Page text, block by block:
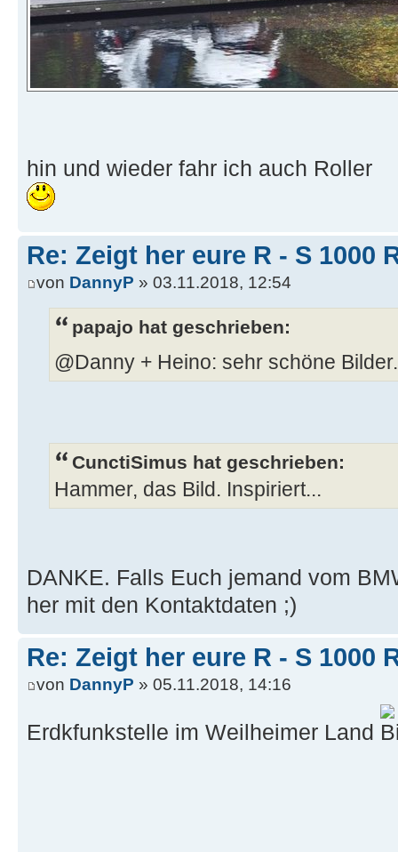
hin und wieder fahr ich auch Roller
Re: Zeigt her eure R - S 1000
von DannyP » 03.11.2018, 12:54
papajo hat geschrieben:
@Danny + Heino: sehr schöne
CunctiSimus hat geschrieben:
Hammer, das Bild. Inspiriert...
DANKE. Falls Euch jemand vom
her mit den Kontaktdaten ;)
Re: Zeigt her eure R - S 1000
von DannyP » 05.11.2018, 14:16
Erdkfunkstelle im Weilheimer Land